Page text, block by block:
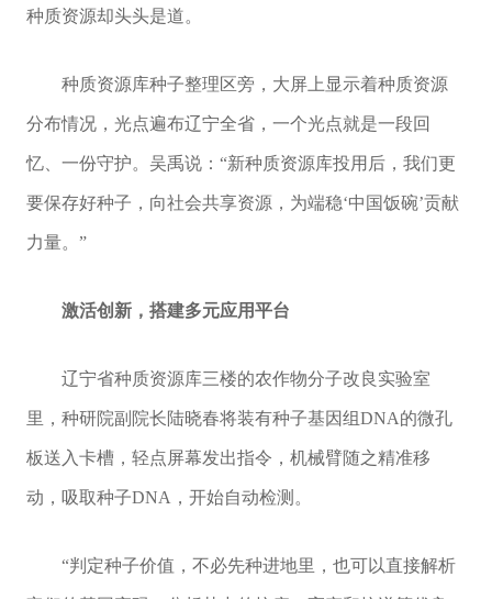
种质资源却头头是道。
种质资源库种子整理区旁，大屏上显示着种质资源
分布情况，光点遍布辽宁全省，一个光点就是一段回
忆、一份守护。吴禹说：“新种质资源库投用后，我们更
要保存好种子，向社会共享资源，为端稳‘中国饭碗’贡献
力量。”
激活创新，搭建多元应用平台
辽宁省种质资源库三楼的农作物分子改良实验室
里，种研院副院长陆晓春将装有种子基因组DNA的微孔
板送入卡槽，轻点屏幕发出指令，机械臂随之精准移
动，吸取种子DNA，开始自动检测。
“判定种子价值，不必先种进地里，也可以直接解析